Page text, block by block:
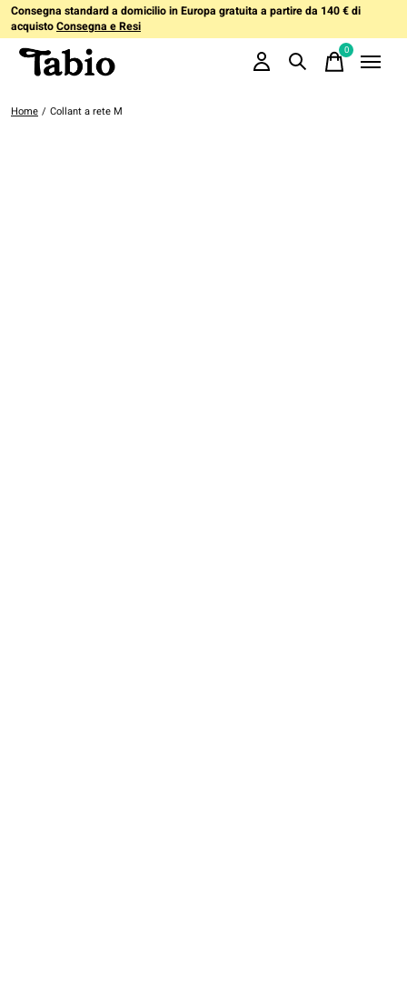
Consegna standard a domicilio in Europa gratuita a partire da 140 € di
acquistoConsegna e Resi
0items
Home / Collant a rete M